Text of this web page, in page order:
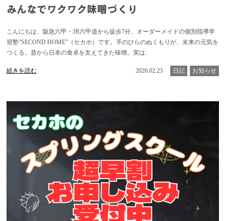
みんなでワクワク味噌づくり
こんにちは、阪急六甲・JR六甲道から徒歩7分、オーダーメイドの個別指導学
習塾”SECOND HOME”（セカホ）です。手のひらのぬくもりが、未来の元気を
つくる。昔から日本の食卓を支えてきた味噌。実は、
続きを読む 2026.02.23 日記 お知らせ